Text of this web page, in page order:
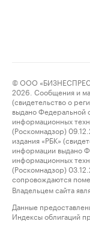
© ООО
2026. Сообщения и
(свидетельство о
выдано Федеральной
информационных
(Роскомнадзор)
издания «РБК»
информации выдано
информационных
(Роскомнадзор)
сопровождаются
Владельцем сайта
Данные
Индексы облигаций